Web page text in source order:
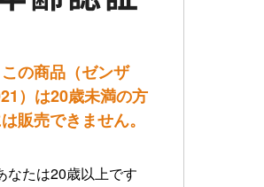
この商品（ゼンザ
）は20歳未満の方
販売できません。
なたは20歳以上です